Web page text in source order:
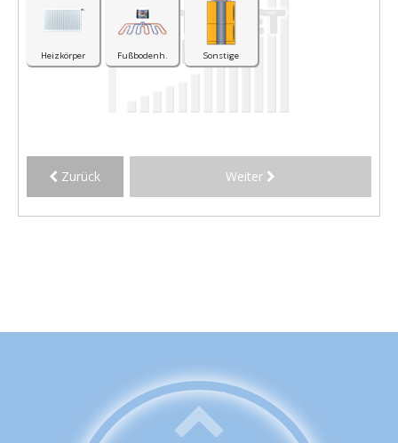
Heizkörper Fußbodenh. Sonstige
Zurück Weiter